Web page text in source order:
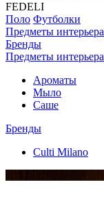
FEDELI
Поло Футболки
Предметы интерьера
Бренды
Предметы интерьера
Ароматы
Мыло
Саше
Бренды
Culti Milano